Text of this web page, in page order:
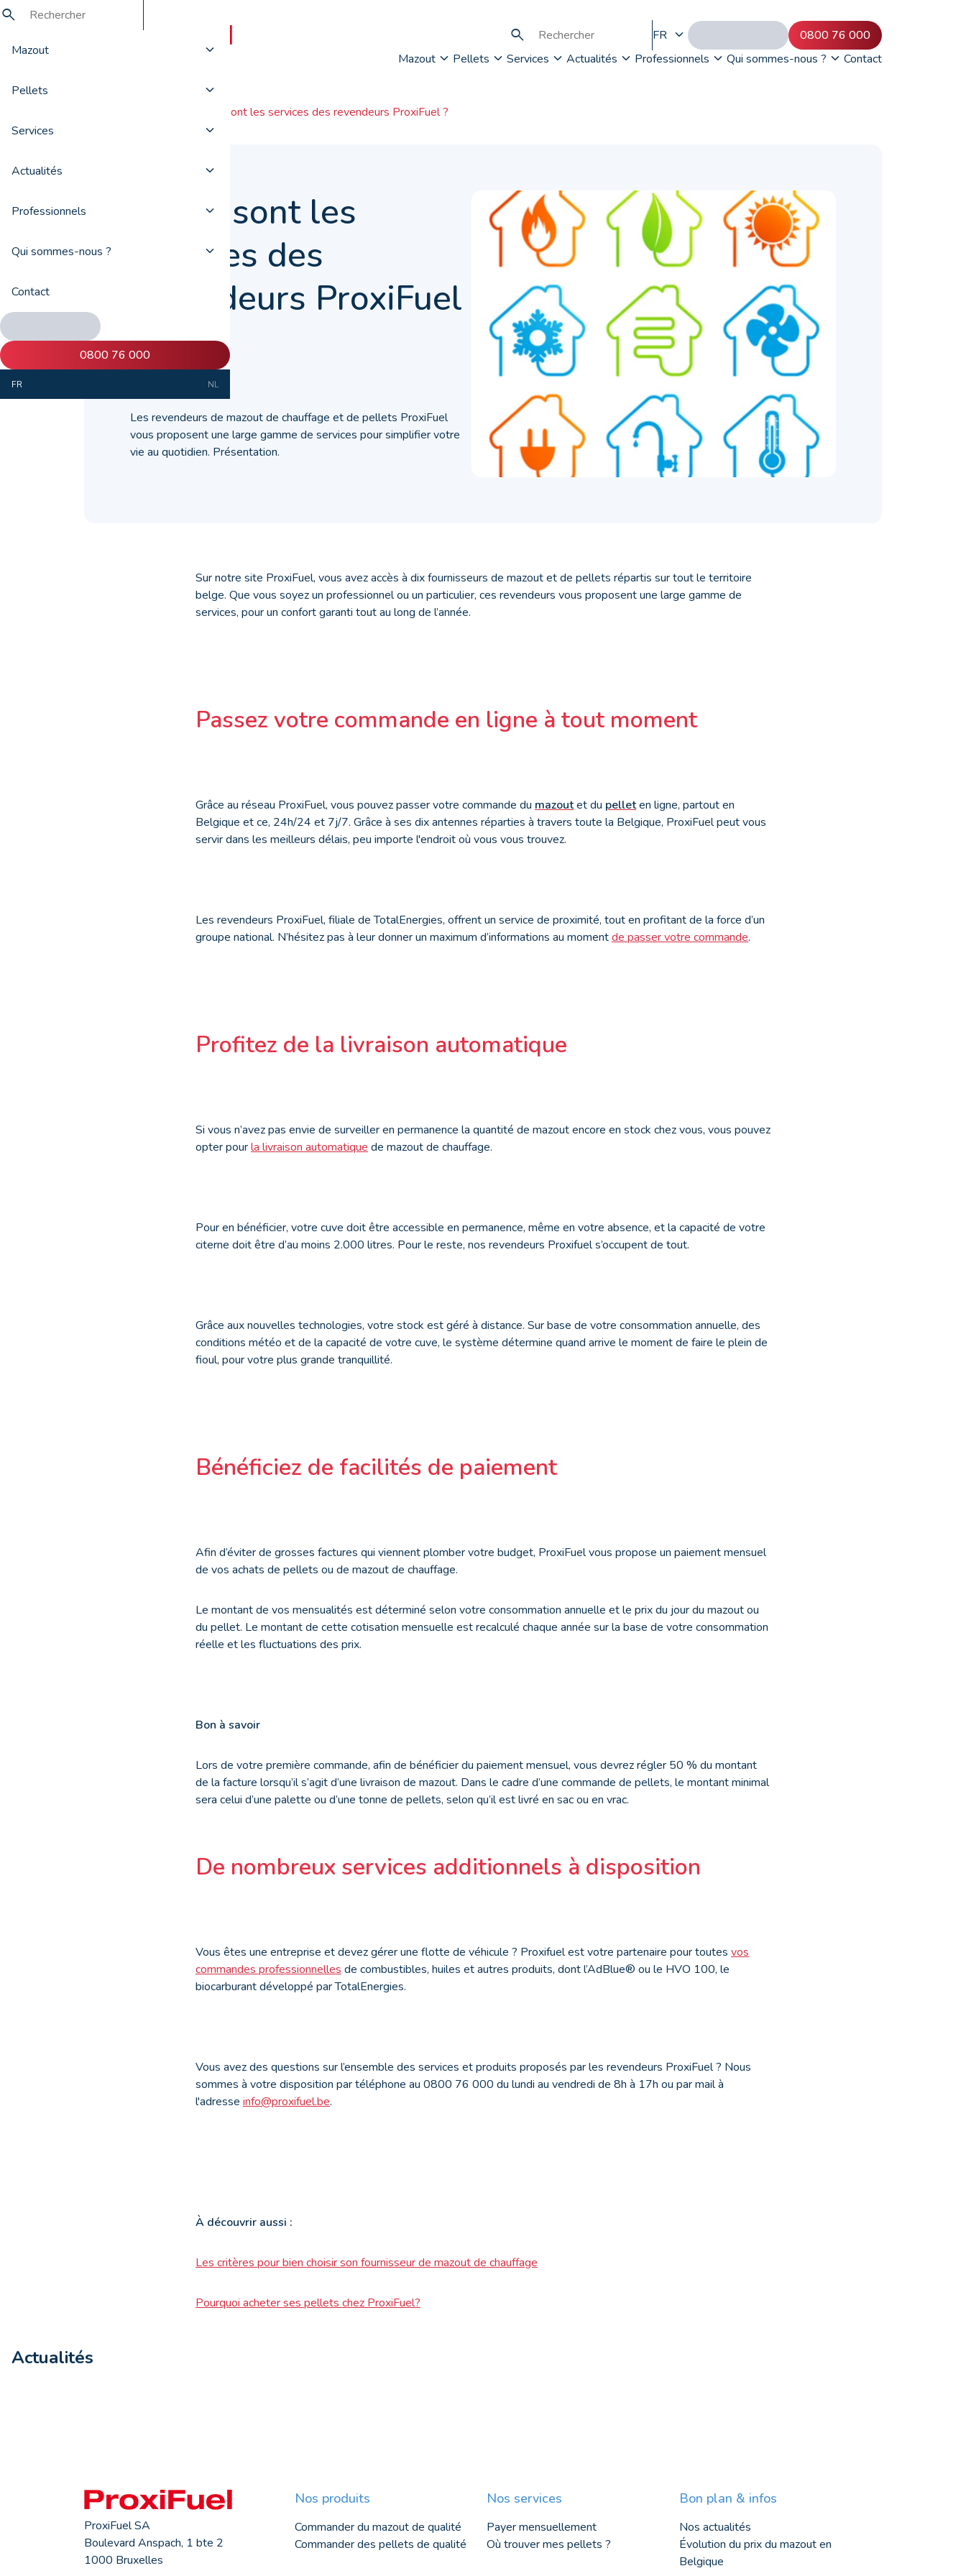
Mazout
Pellets
Services
Actualités
Professionnels
Qui sommes-nous ?
Contact
0800 76 000
FR NL
FR
0800 76 000
Mazout
Pellets Services Actualités Professionnels Qui sommes-nous ? Contact
Quels sont les services des revendeurs ProxiFuel ?
Quels sont les
services des
revendeurs ProxiFuel
?
Les revendeurs de mazout de chauffage et de pellets ProxiFuel
vous proposent une large gamme de services pour simplifier votre
vie au quotidien. Présentation.
Sur notre site ProxiFuel, vous avez accès à dix fournisseurs de mazout et de pellets répartis sur tout le territoire
belge. Que vous soyez un professionnel ou un particulier, ces revendeurs vous proposent une large gamme de
services, pour un confort garanti tout au long de l’année.
Passez votre commande en ligne à tout moment
Grâce au réseau ProxiFuel, vous pouvez passer votre commande du mazoutet du pelleten ligne, partout en
Belgique et ce, 24h/24 et 7j/7. Grâce à ses dix antennes réparties à travers toute la Belgique, ProxiFuel peut vous
servir dans les meilleurs délais, peu importe l'endroit où vous vous trouvez.
Les revendeurs ProxiFuel, filiale de TotalEnergies, offrent un service de proximité, tout en profitant de la force d’un
groupe national. N’hésitez pas à leur donner un maximum d’informations au momentde passer votre commande.
Profitez de la livraison automatique
Si vous n’avez pas envie de surveiller en permanence la quantité de mazout encore en stock chez vous, vous pouvez
opter pourla livraison automatique de mazout de chauffage.
Pour en bénéficier, votre cuve doit être accessible en permanence, même en votre absence, et la capacité de votre
citerne doit être d’au moins 2.000 litres. Pour le reste, nos revendeurs Proxifuel s’occupent de tout.
Grâce aux nouvelles technologies, votre stock est géré à distance. Sur base de votre consommation annuelle, des
conditions météo et de la capacité de votre cuve, le système détermine quand arrive le moment de faire le plein de
fioul, pour votre plus grande tranquillité.
Bénéficiez de facilités de paiement
Afin d’éviter de grosses factures qui viennent plomber votre budget, ProxiFuel vous propose un paiement mensuel
de vos achats de pellets ou de mazout de chauffage.
Le montant de vos mensualités est déterminé selon votre consommation annuelle et le prix du jour du mazout ou
du pellet. Le montant de cette cotisation mensuelle est recalculé chaque année sur la base de votre consommation
réelle et les fluctuations des prix.
Bon à savoir
Lors de votre première commande, afin de bénéficier du paiement mensuel, vous devrez régler 50 % du montant
de la facture lorsqu’il s’agit d’une livraison de mazout. Dans le cadre d’une commande de pellets, le montant minimal
sera celui d’une palette ou d’une tonne de pellets, selon qu’il est livré en sac ou en vrac.
De nombreux services additionnels à disposition
Vous êtes une entreprise et devez gérer une flotte de véhicule ? Proxifuel est votre partenaire pour toutes vos
commandes professionnelles de combustibles, huiles et autres produits, dont l’AdBlue® ou le HVO 100, le
biocarburant développé par TotalEnergies.
Vous avez des questions sur l’ensemble des services et produits proposés par les revendeurs ProxiFuel ? Nous
sommes à votre disposition par téléphone au 0800 76 000 du lundi au vendredi de 8h à 17h ou par mail à
l'adresse info@proxifuel.be.
À découvrir aussi :
Les critères pour bien choisir son fournisseur de mazout de chauffage
Pourquoi acheter ses pellets chez ProxiFuel?
Actualités
ProxiFuel SA
Boulevard Anspach, 1 bte 2
1000 Bruxelles
Nos produits
Commander du mazout de qualité
Commander des pellets de qualité
Nos services
Payer mensuellement
Où trouver mes pellets ?
Bon plan & infos
Nos actualités
Évolution du prix du mazout en
Belgique